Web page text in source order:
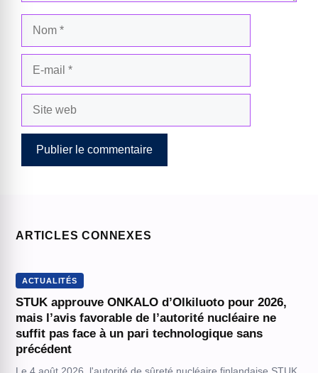
ARTICLES CONNEXES
ACTUALITÉS
STUK approuve ONKALO d’Olkiluoto pour 2026,
mais l’avis favorable de l’autorité nucléaire ne
suffit pas face à un pari technologique sans
précédent